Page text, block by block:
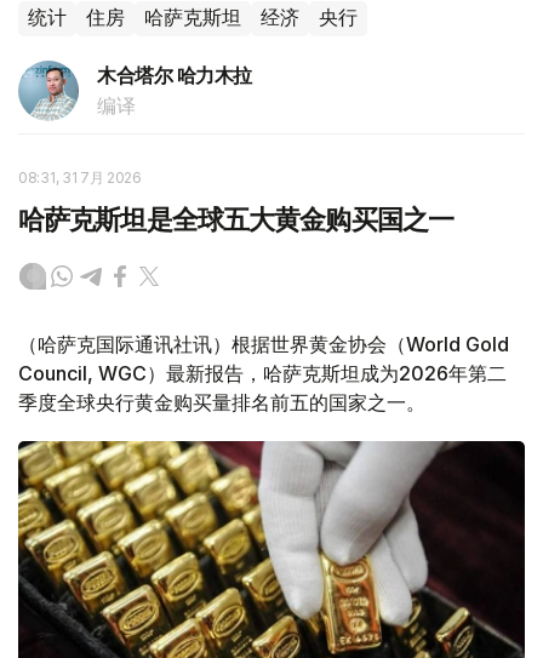
统计 住房 哈萨克斯坦 经济 央行
木合塔尔 哈力木拉
编译
08:31, 31 7月 2026
哈萨克斯坦是全球五大黄金购买国之一
（哈萨克国际通讯社讯）根据世界黄金协会（World Gold
Council, WGC）最新报告，哈萨克斯坦成为2026年第二
季度全球央行黄金购买量排名前五的国家之一。